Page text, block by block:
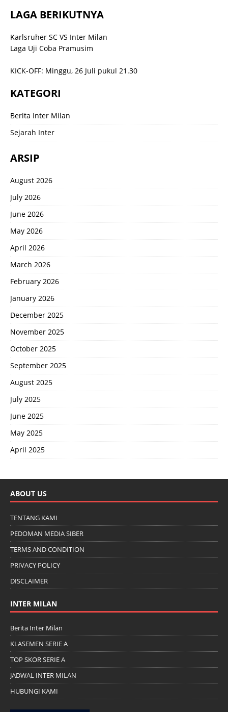
LAGA BERIKUTNYA
Karlsruher SC VS Inter Milan
Laga Uji Coba Pramusim
KICK-OFF: Minggu, 26 Juli pukul 21.30
KATEGORI
Berita Inter Milan
Sejarah Inter
ARSIP
August 2026
July 2026
June 2026
May 2026
April 2026
March 2026
February 2026
January 2026
December 2025
November 2025
October 2025
September 2025
August 2025
July 2025
June 2025
May 2025
April 2025
ABOUT US
TENTANG KAMI
PEDOMAN MEDIA SIBER
TERMS AND CONDITION
PRIVACY POLICY
DISCLAIMER
INTER MILAN
Berita Inter Milan
KLASEMEN SERIE A
TOP SKOR SERIE A
JADWAL INTER MILAN
HUBUNGI KAMI